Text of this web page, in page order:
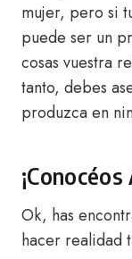
mujer, pero si
puede ser un
cosas vuestra
tanto, debes
produzca en
Ok, has
hacer realidad